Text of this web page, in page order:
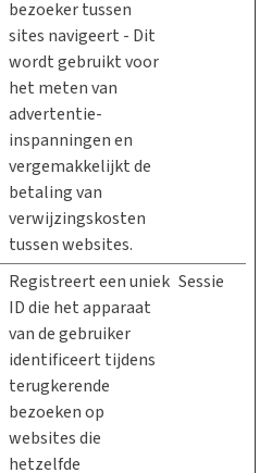
bezoeker tussen
sites navigeert - Dit
wordt gebruikt voor
het meten van
advertentie-
inspanningen en
vergemakkelijkt de
betaling van
verwijzingskosten
tussen websites.
Registreert een uniek
ID die het apparaat
van de gebruiker
identificeert tijdens
terugkerende
bezoeken op
websites die
hetzelfde
Sessie